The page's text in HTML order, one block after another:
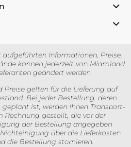
Informationen, Preise,
können jederzeit von Miamland
geändert werden.
gelten für die Lieferung auf
Bei jeder Bestellung, deren
ist, werden Ihnen Transport-
Rechnung gestellt, die vor der
der Bestellung angegeben
über die Lieferkosten
die Bestellung stornieren.